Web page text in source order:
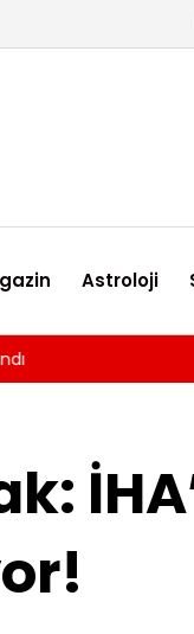
Astroloji